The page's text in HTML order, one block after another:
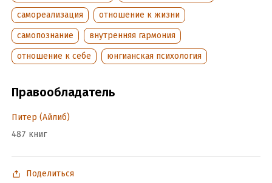
самореализация
отношение к жизни
самопознание
внутренняя гармония
отношение к себе
юнгианская психология
Правообладатель
Питер (Айлиб)
487 книг
Поделиться